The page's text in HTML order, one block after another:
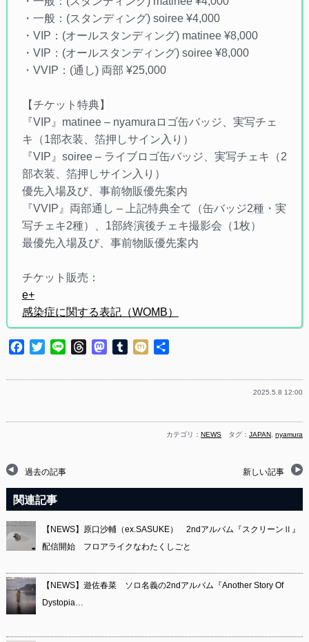
・一般：(スタンディング) soiree ¥4,000
・VIP：(オールスタンディング) matinee ¥8,000
・VIP：(オールスタンディング) soiree ¥8,000
・VVIP：(通し) 両部 ¥25,000
【チケット特典】
『VIP』matinee – nyamuraロゴ缶バッジ、実写チェ
キ（1部衣装、箔押しサイン入り）
『VIP』soiree – ライブロゴ缶バッジ、実写チェキ（2
部衣装、箔押しサイン入り）
優先入場及び、事前物販優先案内
『VVIP』両部通し – 上記特典全て（缶バッジ2種・実
写チェキ2種）、1部終演後チェキ撮影会（1枚）
最優先入場及び、事前物販優先案内
チケット販売：
e+
感染症に関する表記（WOMB）
Facebook
TwitterLine ThreadsMastodon
Tumblr
Mixi
2025.5.8 12:00
カテゴリ：NEWS タグ：JAPAN ,nyamura
過去の記事 新しい記事
関連記事
【NEWS】原口沙輔（ex.SASUKE） 2ndアルバム『スクリーンⅡ』
配信開始 フロアライクなわたくしごと
【NEWS】遊佐春菜 ソロ名義の2ndアルバム『Another Story Of
Dystopia…